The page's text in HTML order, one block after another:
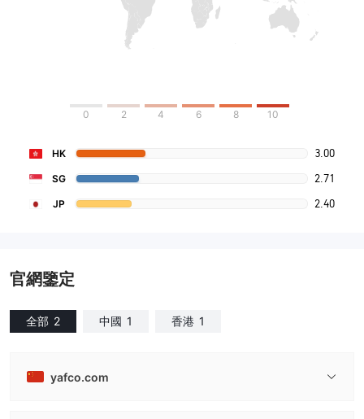
0 2 4 6 8 10
HK 3.00
SG 2.71
JP 2.40
官網鑒定
全部 2 中國 1 香港 1
yafco.com